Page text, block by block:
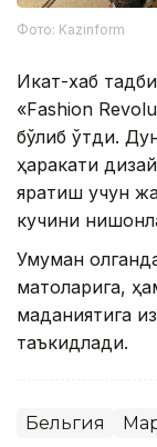
Фото: Kazinform
Икат-хаб
«Fashion
бўлиб ўтди.
ҳаракати
яратиш учун
кучини
Умуман
матоларига,
маданиятига
таъкидлади.
Бельгия